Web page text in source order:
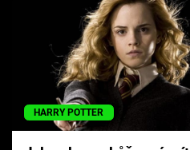
HARRY POTTER